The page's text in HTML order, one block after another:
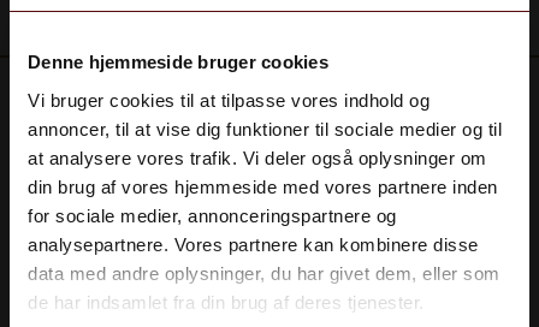
Denne hjemmeside bruger cookies
Vi bruger cookies til at tilpasse vores indhold og
annoncer, til at vise dig funktioner til sociale medier og til
at analysere vores trafik. Vi deler også oplysninger om
din brug af vores hjemmeside med vores partnere inden
for sociale medier, annonceringspartnere og
analysepartnere. Vores partnere kan kombinere disse
data med andre oplysninger, du har givet dem, eller som
de har indsamlet fra din brug af deres tjenester.
Alkoholfri
Beskrivelse
Ren elegance - inspirerende frugt og blomster, med et
strejf af urter. På ganen båret af bløde aromaer af
kernefrugt. Vores anbefaling Denne alkoholfrie
Müller-Thurgau er et vidunderligt tilbehør til mildt
krydrede retter.
Aldersbekræftelse
Du skal være 18 år gammel for at deltage.